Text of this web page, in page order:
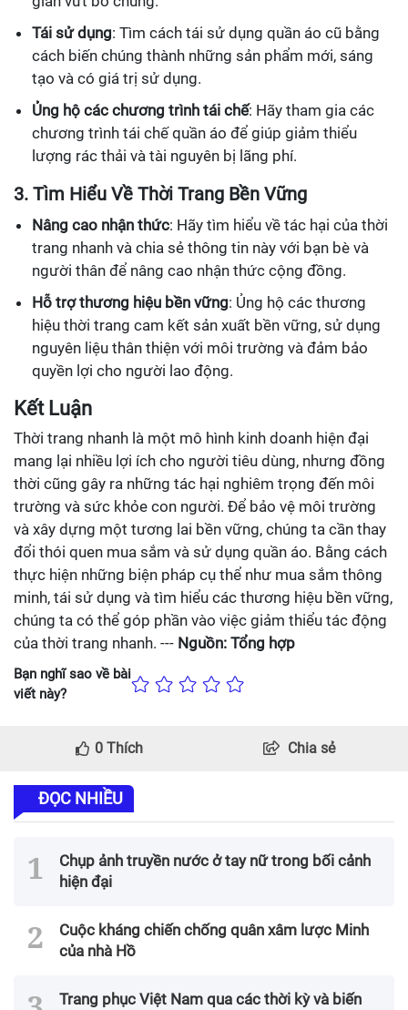
Tái sử dụng: Tìm cách tái sử dụng quần áo cũ bằng
cách biến chúng thành những sản phẩm mới, sáng
tạo và có giá trị sử dụng.
Ủng hộ các chương trình tái chế: Hãy tham gia các
chương trình tái chế quần áo để giúp giảm thiểu
lượng rác thải và tài nguyên bị lãng phí.
3. Tìm Hiểu Về Thời Trang Bền Vững
Nâng cao nhận thức: Hãy tìm hiểu về tác hại của thời
trang nhanh và chia sẻ thông tin này với bạn bè và
người thân để nâng cao nhận thức cộng đồng.
Hỗ trợ thương hiệu bền vững: Ủng hộ các thương
hiệu thời trang cam kết sản xuất bền vững, sử dụng
nguyên liệu thân thiện với môi trường và đảm bảo
quyền lợi cho người lao động.
Kết Luận
Thời trang nhanh là một mô hình kinh doanh hiện đại
mang lại nhiều lợi ích cho người tiêu dùng, nhưng đồng
thời cũng gây ra những tác hại nghiêm trọng đến môi
trường và sức khỏe con người. Để bảo vệ môi trường
và xây dựng một tương lai bền vững, chúng ta cần thay
đổi thói quen mua sắm và sử dụng quần áo. Bằng cách
thực hiện những biện pháp cụ thể như mua sắm thông
minh, tái sử dụng và tìm hiểu các thương hiệu bền vững,
chúng ta có thể góp phần vào việc giảm thiểu tác động
của thời trang nhanh. --- Nguồn: Tổng hợp
Bạn nghĩ sao về bài
viết này?
0 Thích Chia sẻ
ĐỌC NHIỀU
Chụp ảnh truyền nước ở tay nữ trong bối cảnh
hiện đại
Cuộc kháng chiến chống quân xâm lược Minh
của nhà Hồ
Trang phục Việt Nam qua các thời kỳ và biến